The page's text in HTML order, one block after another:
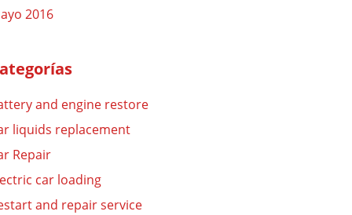
2016
and engine restore
liquids replacement
Repair
car loading
and repair service